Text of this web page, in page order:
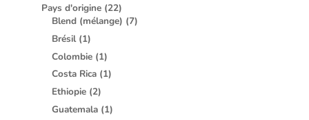
Pays d'origine (22)
Blend (mélange) (7)
Brésil (1)
Colombie (1)
Costa Rica (1)
Ethiopie (2)
Guatemala (1)